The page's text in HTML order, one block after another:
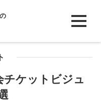
チケットビジュ